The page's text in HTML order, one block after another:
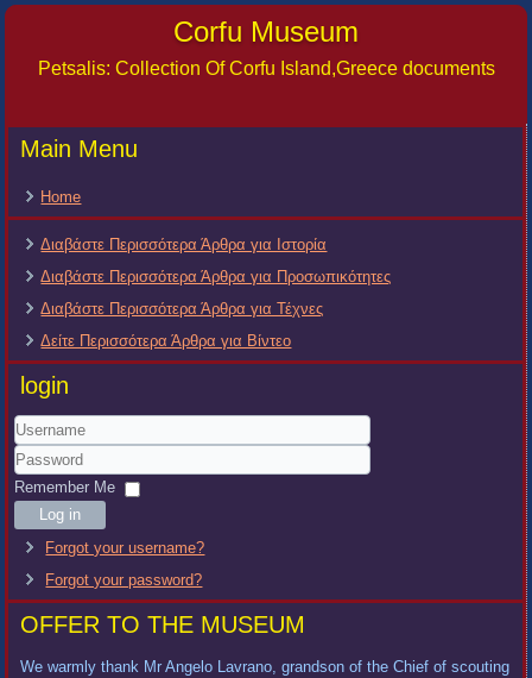
Corfu Museum
Petsalis: Collection Of Corfu Island,Greece documents
Main Menu
Home
Διαβάστε Περισσότερα Άρθρα για Ιστορία
Διαβάστε Περισσότερα Άρθρα για Προσωπικότητες
Διαβάστε Περισσότερα Άρθρα για Τέχνες
Δείτε Περισσότερα Άρθρα για Βίντεο
login
Username
Password
Remember Me
Log in
Forgot your username?
Forgot your password?
OFFER TO THE MUSEUM
We warmly thank Mr Angelo Lavrano, grandson of the Chief of scouting